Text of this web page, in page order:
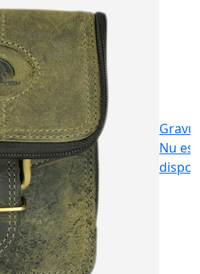
Nu